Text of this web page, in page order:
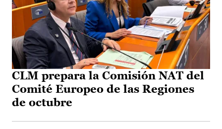
CLM prepara la Comisión NAT del
Comité Europeo de las Regiones
de octubre